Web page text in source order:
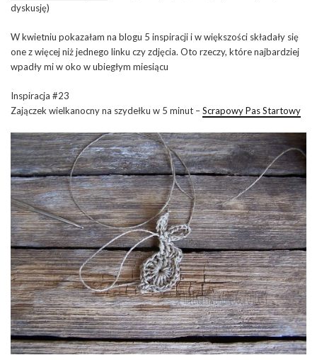
dyskusję)
W kwietniu pokazałam na blogu 5 inspiracji i w większości składały się
one z więcej niż jednego linku czy zdjęcia. Oto rzeczy, które najbardziej
wpadły mi w oko w ubiegłym miesiącu
Inspiracja #23
Zajączek wielkanocny na szydełku w 5 minut –Scrapowy Pas Startowy